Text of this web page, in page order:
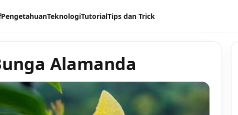
PengetahuanTeknologiTutorialTips dan Trick
Alamanda